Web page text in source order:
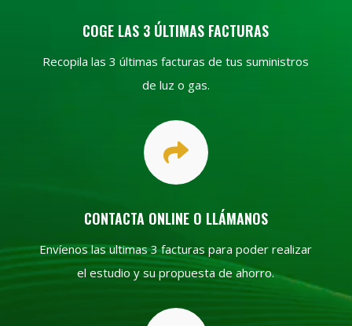
COGE LAS 3 ÚLTIMAS FACTURAS
Recopila las 3 últimas facturas de tus suministros
de luz o gas.

CONTACTA ONLINE O LLÁMANOS
Envíenos las ultimas 3 facturas para poder realizar
el estudio y su propuesta de ahorro.